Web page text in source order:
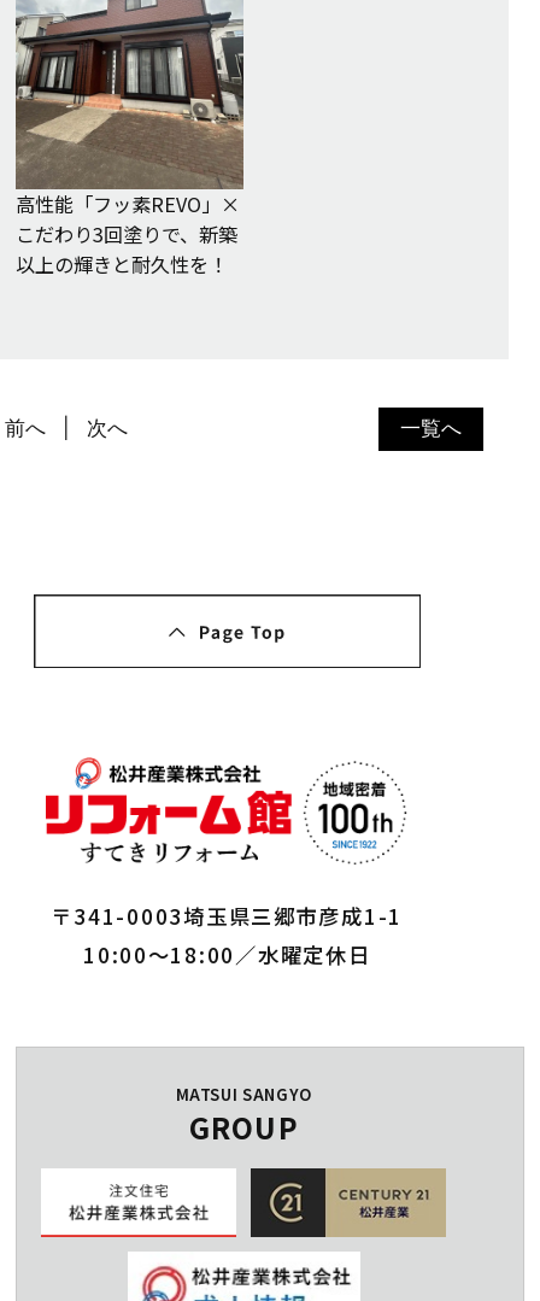
高性能「フッ素REVO」×
こだわり3回塗りで、新築
以上の輝きと耐久性を！
一覧へ
前へ 次へ
〒341-0003埼玉県三郷市彦成1-1
10:00～18:00／水曜定休日
MATSUI SANGYO
GROUP